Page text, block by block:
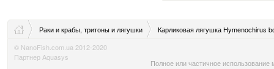
Раки и крабы, тритоны и лягушки
Карликовая лягушка Hymenochirus
© NanoFish.com.ua 2012-2020
Партнер Aquasys
Полное или частичное